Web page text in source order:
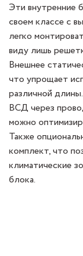
Эти внутренние
своем классе с
легко
виду лишь
Внешнее
что упрощает
различной
ВСД через
можно
Также
комплект, что
климатические
блока.